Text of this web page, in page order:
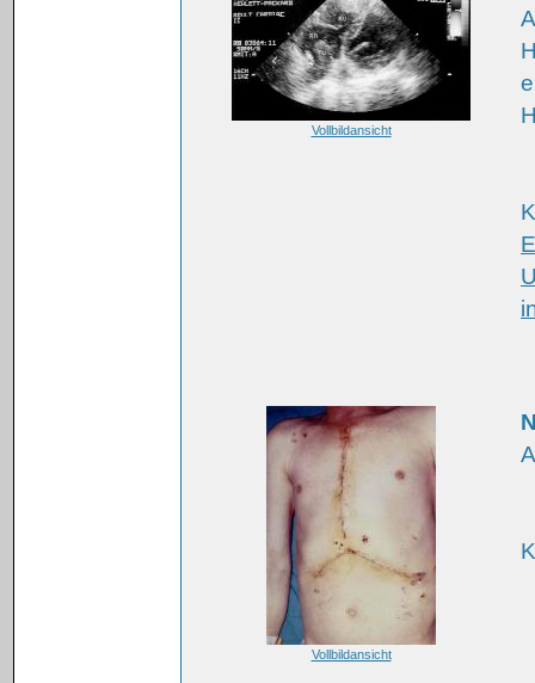
Vollbildansicht
Vollbildansicht